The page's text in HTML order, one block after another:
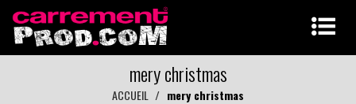
mery christmas
ACCUEIL mery christmas